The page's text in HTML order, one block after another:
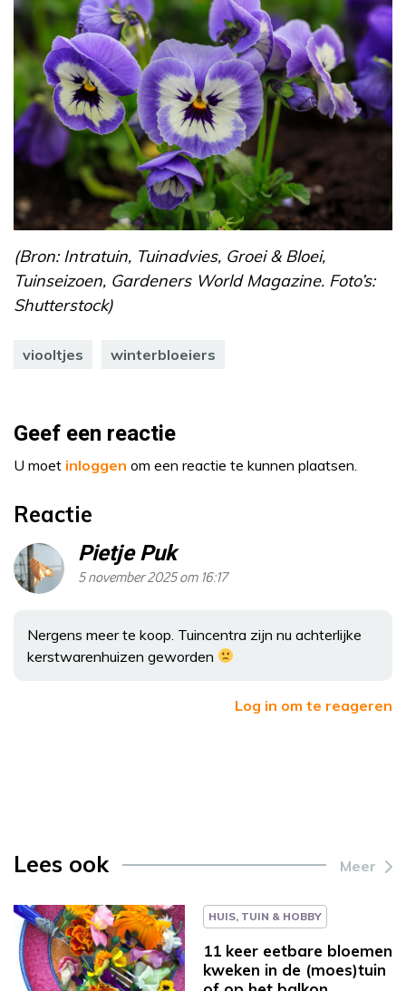
(Bron: Intratuin, Tuinadvies, Groei & Bloei,
Tuinseizoen, Gardeners World Magazine. Foto’s:
Shutterstock)
viooltjes winterbloeiers
Geef een reactie
U moet inloggen om een reactie te kunnen plaatsen.
Reactie
Pietje Puk
5 november 2025 om 16:17
Nergens meer te koop. Tuincentra zijn nu achterlijke
kerstwarenhuizen geworden
Log in om te reageren
Lees ook Meer
HUIS, TUIN & HOBBY
11 keer eetbare bloemen
kweken in de (moes)tuin